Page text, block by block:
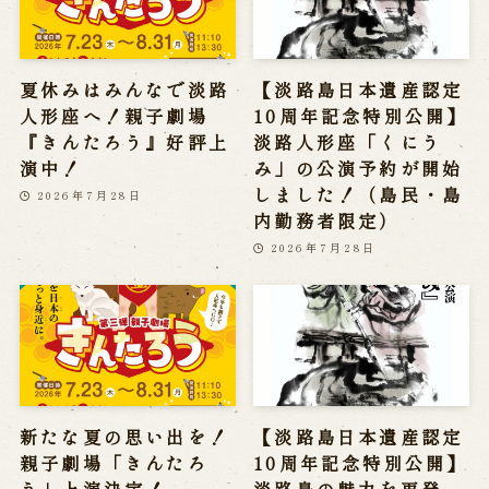
夏休みはみんなで淡路
人形座へ！親子劇場
『きんたろう』好評上
演中！
2026年7月28日
【淡路島日本遺産認定
10周年記念特別公開】
淡路人形座「くにう
み」の公演予約が開始
しました！（島民・島
内勤務者限定）
2026年7月28日
新たな夏の思い出を！
親子劇場「きんたろ
【淡路島日本遺産認定
10周年記念特別公開】